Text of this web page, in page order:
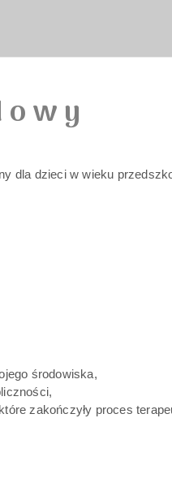
dla dzieci w wieku
środowiska,
zakończyły proces